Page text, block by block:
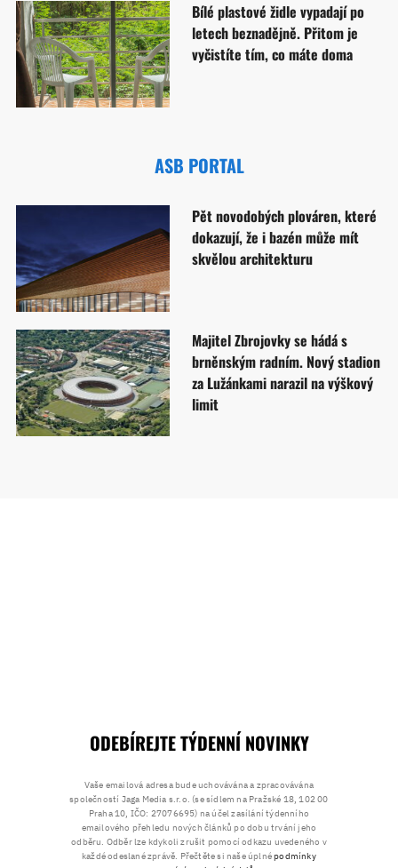
Bílé plastové židle vypadají po
letech beznadějně. Přitom je
vyčistíte tím, co máte doma
ASB PORTAL
Pět novodobých plováren, které
dokazují, že i bazén může mít
skvělou architekturu
Majitel Zbrojovky se hádá s
brněnským radním. Nový stadion
za Lužánkami narazil na výškový
limit
ODEBÍREJTE TÝDENNÍ NOVINKY
Vaše emailová adresa bude uchovávána a zpracovávána
společností Jaga Media s.r.o. (se sídlem na Pražské 18, 102 00
Praha 10, IČO: 27076695) na účel zasílání týdenního
emailového přehledu nových článků po dobu trvání jeho
odběru. Odběr lze kdykoli zrušit pomocí odkazu uvedeného v
každé odeslané zprávě. Přečtěte si naše úplnépodmínky